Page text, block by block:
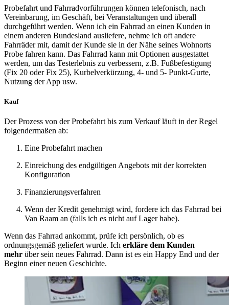
Probefahrt und Fahrradvorführungen können telefonisch, nach
Vereinbarung, im Geschäft, bei Veranstaltungen und überall
durchgeführt werden. Wenn ich ein Fahrrad an einen Kunden in
einem anderen Bundesland ausliefere, nehme ich oft andere
Fahrräder mit, damit der Kunde sie in der Nähe seines Wohnorts
Probe fahren kann. Das Fahrrad kann mit Optionen ausgestattet
werden, um das Testerlebnis zu verbessern, z.B. Fußbefestigung
(Fix 20 oder Fix 25), Kurbelverkürzung, 4- und 5- Punkt-Gurte,
Nutzung der App usw.
Kauf
Der Prozess von der Probefahrt bis zum Verkauf läuft in der Regel
folgendermaßen ab:
Eine Probefahrt machen
Einreichung des endgültigen Angebots mit der korrekten
Konfiguration
Finanzierungsverfahren
Wenn der Kredit genehmigt wird, fordere ich das Fahrrad bei
Van Raam an (falls ich es nicht auf Lager habe).
Wenn das Fahrrad ankommt, prüfe ich persönlich, ob es
ordnungsgemäß geliefert wurde. Ich erkläre dem Kunden
mehr über sein neues Fahrrad. Dann ist es ein Happy End und der
Beginn einer neuen Geschichte.